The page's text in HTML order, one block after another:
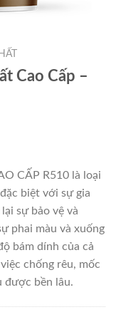
Cao Cấp –
CẤP R510 là loại
biệt với sự gia
sự bảo vệ và
phai màu và xuống
bám dính của cả
chống rêu, mốc
được bền lâu.